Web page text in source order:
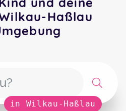
Haßlau
in Wilkau-Haßlau